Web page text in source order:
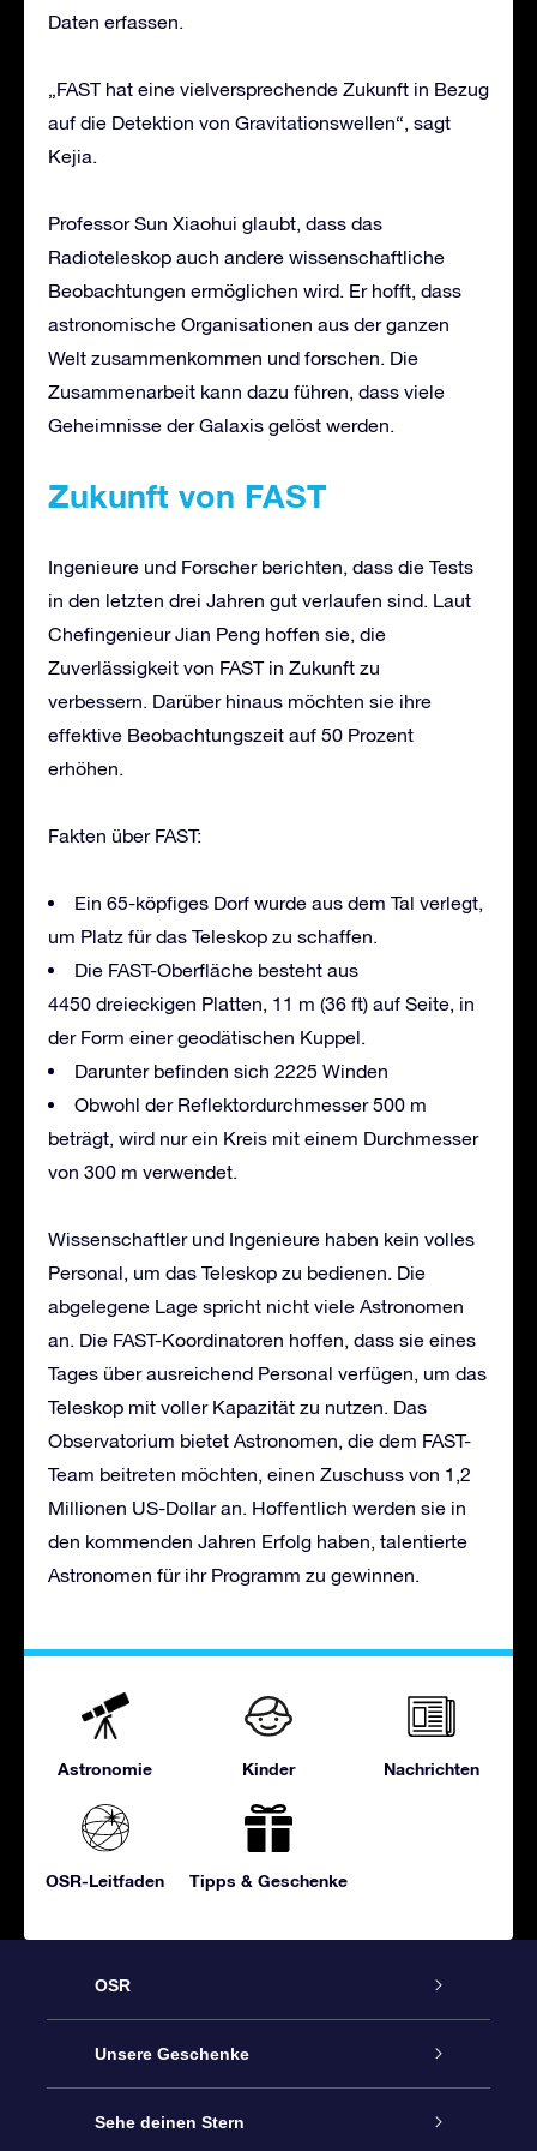
Daten erfassen.
„FAST hat eine vielversprechende Zukunft in Bezug
auf die Detektion von Gravitationswellen“, sagt
Kejia.
Professor Sun Xiaohui glaubt, dass das
Radioteleskop auch andere wissenschaftliche
Beobachtungen ermöglichen wird. Er hofft, dass
astronomische Organisationen aus der ganzen
Welt zusammenkommen und forschen. Die
Zusammenarbeit kann dazu führen, dass viele
Geheimnisse der Galaxis gelöst werden.
Zukunft von FAST
Ingenieure und Forscher berichten, dass die Tests
in den letzten drei Jahren gut verlaufen sind. Laut
Chefingenieur Jian Peng hoffen sie, die
Zuverlässigkeit von FAST in Zukunft zu
verbessern. Darüber hinaus möchten sie ihre
effektive Beobachtungszeit auf 50 Prozent
erhöhen.
Fakten über FAST:
Ein 65-köpfiges Dorf wurde aus dem Tal verlegt,
um Platz für das Teleskop zu schaffen.
Die FAST-Oberfläche besteht aus
4450 dreieckigen Platten, 11 m (36 ft) auf Seite, in
der Form einer geodätischen Kuppel.
Darunter befinden sich 2225 Winden
Obwohl der Reflektordurchmesser 500 m
beträgt, wird nur ein Kreis mit einem Durchmesser
von 300 m verwendet.
Wissenschaftler und Ingenieure haben kein volles
Personal, um das Teleskop zu bedienen. Die
abgelegene Lage spricht nicht viele Astronomen
an. Die FAST-Koordinatoren hoffen, dass sie eines
Tages über ausreichend Personal verfügen, um das
Teleskop mit voller Kapazität zu nutzen. Das
Observatorium bietet Astronomen, die dem FAST-
Team beitreten möchten, einen Zuschuss von 1,2
Millionen US-Dollar an. Hoffentlich werden sie in
den kommenden Jahren Erfolg haben, talentierte
Astronomen für ihr Programm zu gewinnen.
Astronomie Kinder Nachrichten
OSR-Leitfaden Tipps & Geschenke
OSR
Service
Kontakt
Unsere Geschenke
Sterne schenken
Sehe deinen Stern